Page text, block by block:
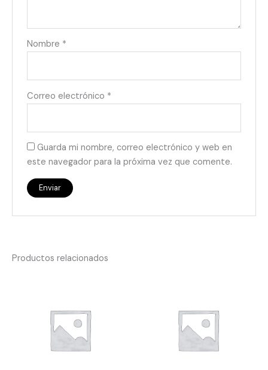
Nombre *
Correo electrónico *
Guarda mi nombre, correo electrónico y web en
este navegador para la próxima vez que comente.
Productos relacionados